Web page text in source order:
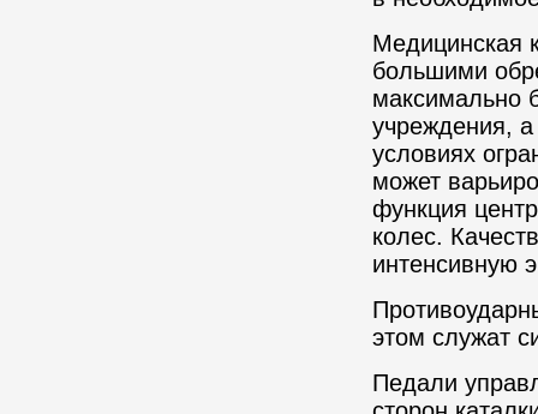
Медицинская
большими
максимально
учреждения,
условиях
может
функция
колес.
интенсивную
этом служат
Педали